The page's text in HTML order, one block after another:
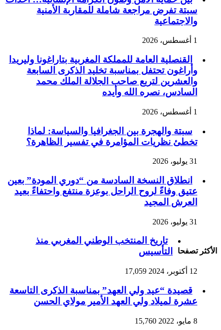
سبتة تفرض مراجعة شاملة للمقاربة الأمنية
والاجتماعية
1 أغسطس، 2026
القنصلية العامة للمملكة المغربية بتاراغونا وليريدا
وأراغون تحتفل بمناسبة تخليد الذكرى السابعة
والعشرين لتربع صاحب الجلالة الملك محمد
السادس، نصره الله وأيده
1 أغسطس، 2026
سبتة والهجرة بين الجغرافيا والسياسة: لماذا
تخطئ نظريات المؤامرة في تفسير الظاهرة؟
31 يوليو، 2026
انطلاق النسخة السادسة من “دوري المودة” بعين
عتيق وفاءً لروح الراحل بوعزة منتفع واحتفاءً بعيد
العرش المجيد
31 يوليو، 2026
الأكثر تصفحا
تاريخ المنتخب الوطني المغربي منذ
التأسيس
12 أكتوبر، 2024 17,059
قصيدة “عيد ولي العهد” بمناسبة الذكرى التاسعة
عشرة لميلاد ولي العهد الأمير مولاي الحسن
8 مايو، 2022 15,760